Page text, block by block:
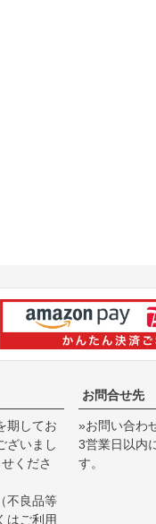
期してお
ざいまし
くださ
不良品等
はご利用
お問合せ先
»お問い合わ
3営業日以内
す。